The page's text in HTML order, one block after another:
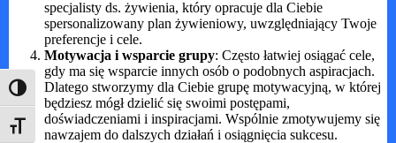
Toggle High Contrast
Toggle Font size
specjalisty ds. żywienia, który opracuje dla Ciebie
spersonalizowany plan żywieniowy, uwzględniający Twoje
preferencje i cele.
Motywacja i wsparcie grupy: Często łatwiej osiągać cele,
gdy ma się wsparcie innych osób o podobnych aspiracjach.
Dlatego stworzymy dla Ciebie grupę motywacyjną, w której
będziesz mógł dzielić się swoimi postępami,
doświadczeniami i inspiracjami. Wspólnie zmotywujemy się
nawzajem do dalszych działań i osiągnięcia sukcesu.